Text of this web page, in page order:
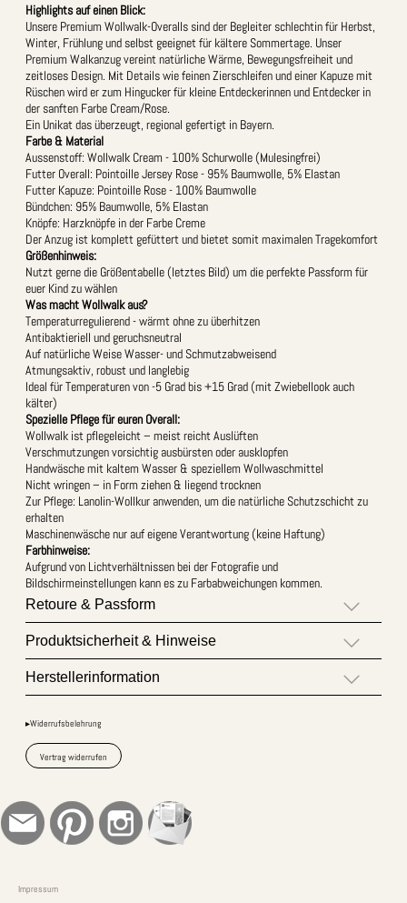
Highlights auf einen Blick:
Unsere Premium Wollwalk-Overalls sind der Begleiter schlechtin für Herbst,
Winter, Frühlung und selbst geeignet für kältere Sommertage. Unser
Premium Walkanzug vereint natürliche Wärme, Bewegungsfreiheit und
zeitloses Design. Mit Details wie feinen Zierschleifen und einer Kapuze mit
Rüschen wird er zum Hingucker für kleine Entdeckerinnen und Entdecker in
der sanften Farbe Cream/Rose.
Ein Unikat das überzeugt, regional gefertigt in Bayern.
Farbe & Material
Aussenstoff: Wollwalk Cream - 100% Schurwolle (Mulesingfrei)
Futter Overall: Pointoille Jersey Rose - 95% Baumwolle, 5% Elastan
Futter Kapuze: Pointoille Rose - 100% Baumwolle
Bündchen: 95% Baumwolle, 5% Elastan
Knöpfe: Harzknöpfe in der Farbe Creme
Der Anzug ist komplett gefüttert und bietet somit maximalen Tragekomfort
Größenhinweis:
Nutzt gerne die Größentabelle (letztes Bild) um die perfekte Passform für
euer Kind zu wählen
Was macht Wollwalk aus?
Temperaturregulierend - wärmt ohne zu überhitzen
Antibaktieriell und geruchsneutral
Auf natürliche Weise Wasser- und Schmutzabweisend
Atmungsaktiv, robust und langlebig
Ideal für Temperaturen von -5 Grad bis +15 Grad (mit Zwiebellook auch
kälter)
Spezielle Pflege für euren Overall:
Wollwalk ist pflegeleicht – meist reicht Auslüften
Verschmutzungen vorsichtig ausbürsten oder ausklopfen
Handwäsche mit kaltem Wasser & speziellem Wollwaschmittel
Nicht wringen – in Form ziehen & liegend trocknen
Zur Pflege: Lanolin-Wollkur anwenden, um die natürliche Schutzschicht zu
erhalten
Maschinenwäsche nur auf eigene Verantwortung (keine Haftung)
Farbhinweise:
Aufgrund von Lichtverhältnissen bei der Fotografie und
Bildschirmeinstellungen kann es zu Farbabweichungen kommen.
Retoure & Passform
Produktsicherheit & Hinweise
Herstellerinformation
▸Widerrufsbelehrung
Vertrag widerrufen
Impressum